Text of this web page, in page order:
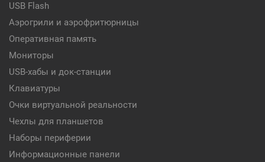
USB Flash
Аэрогрили и аэрофритюрницы
Оперативная память
Мониторы
USB-хабы и док-станции
Клавиатуры
Очки виртуальной реальности
Чехлы для планшетов
Наборы периферии
Информационные панели